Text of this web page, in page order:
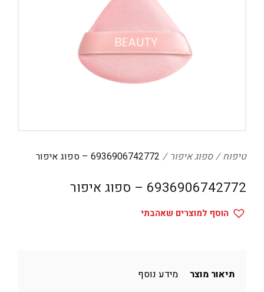
הום אקססוריז
הלבשה תחתונה
נסיעות
ספורט
טיפוח ספוג איפור 6936906742772 – ספוג איפור
6936906742772 – ספוג איפור
הוסף למוצרים שאהבתי
תיאור מוצר מידע נוסף